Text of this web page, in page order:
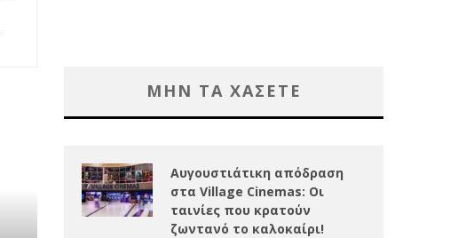
ΜΗΝ ΤΑ ΧΑΣΕΤΕ
Αυγουστιάτικη απόδραση
στα Village Cinemas: Οι
ταινίες που κρατούν
ζωντανό το καλοκαίρι!